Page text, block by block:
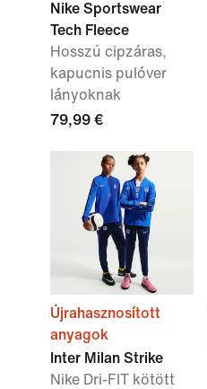
Nike Sportswear
Tech Fleece
Hosszú cipzáras,
kapucnis pulóver
lányoknak
79,99 €
Újrahasznosított
anyagok
Inter Milan Strike
Nike Dri-FIT kötött